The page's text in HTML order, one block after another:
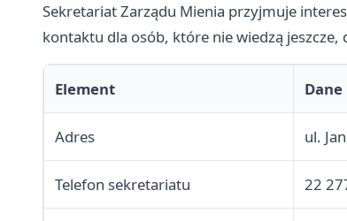
Sekretariat Zarządu Mienia przyjmuje
kontaktu dla osób, które nie wiedzą
Element Dane
Adres ul.
Telefon sekretariatu 22